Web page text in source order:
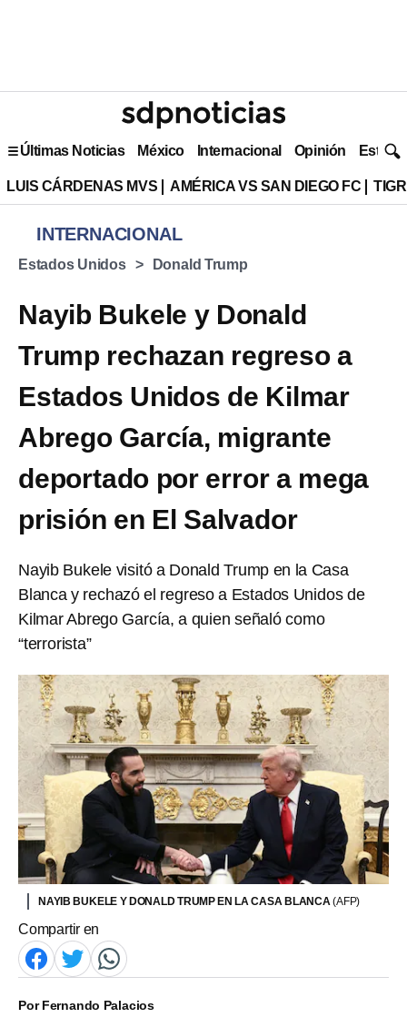
Últimas Noticias México Internacional Opinión Estilo
LUIS CÁRDENAS MVS AMÉRICA VS SAN DIEGO FC
INTERNACIONAL
Estados Unidos Donald Trump
Nayib Bukele y Donald
Trump rechazan regreso a
Estados Unidos de Kilmar
Abrego García, migrante
deportado por error a mega
prisión en El Salvador
Nayib Bukele visitó a Donald Trump en la Casa
Blanca y rechazó el regreso a Estados Unidos de
Kilmar Abrego García, a quien señaló como
“terrorista”
NAYIB BUKELE Y DONALD TRUMP EN LA CASA BLANCA(AFP)
Compartir en
PorFernando Palacios